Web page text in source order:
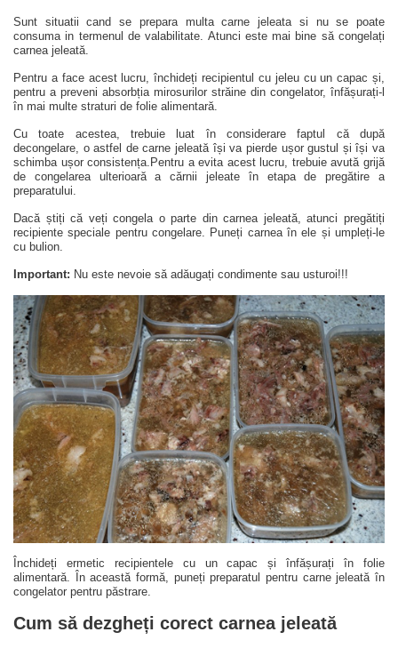
Sunt situatii cand se prepara multa carne jeleata si nu se poate
consuma in termenul de valabilitate. Atunci este mai bine să congelați
carnea jeleată.
Pentru a face acest lucru, închideți recipientul cu jeleu cu un capac și,
pentru a preveni absorbția mirosurilor străine din congelator, înfășurați-l
în mai multe straturi de folie alimentară.
Cu toate acestea, trebuie luat în considerare faptul că după
decongelare, o astfel de carne jeleată își va pierde ușor gustul și își va
schimba ușor consistența.Pentru a evita acest lucru, trebuie avută grijă
de congelarea ulterioară a cărnii jeleate în etapa de pregătire a
preparatului.
Dacă știți că veți congela o parte din carnea jeleată, atunci pregătiți
recipiente speciale pentru congelare. Puneți carnea în ele și umpleți-le
cu bulion.
Important: Nu este nevoie să adăugați condimente sau usturoi!!!
Închideți ermetic recipientele cu un capac și înfășurați în folie
alimentară. În această formă, puneți preparatul pentru carne jeleată în
congelator pentru păstrare.
Cum să dezgheți corect carnea jeleată